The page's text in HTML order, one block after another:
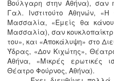
Βούλγαρη στην Αθήνα), σαν
Γαλ. Ινστιτούτο Αθηνών,
Μασσαλία, «Εμείς θα
Μασσαλία), σαν
του», και «Αποκάλυψη» στο
Ύδρας, «Δον Κιχώτης»,
Αθήνα, «Μικρές ερωτικές
Θέατρο Φούρνος, Αθήνα).